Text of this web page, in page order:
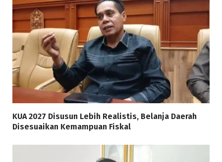
KUA 2027 Disusun Lebih Realistis, Belanja Daerah
Disesuaikan Kemampuan Fiskal